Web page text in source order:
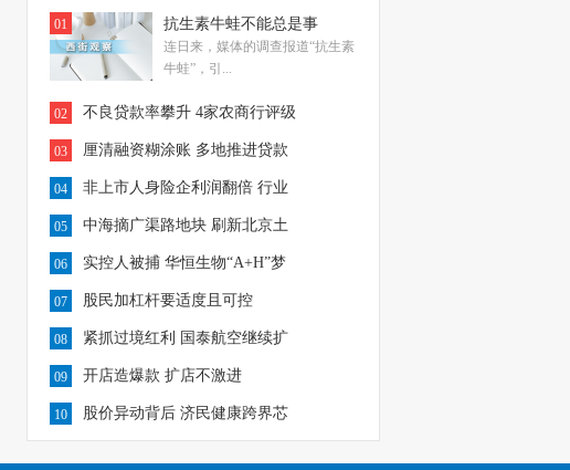
01 抗生素牛蛙不能总是事
连日来，媒体的调查报道“抗生素
牛蛙”，引...
02 不良贷款率攀升 4家农商行评级
03 厘清融资糊涂账 多地推进贷款
04 非上市人身险企利润翻倍 行业
05 中海摘广渠路地块 刷新北京土
06 实控人被捕 华恒生物“A+H”梦
07 股民加杠杆要适度且可控
08 紧抓过境红利 国泰航空继续扩
09 开店造爆款 扩店不激进
10 股价异动背后 济民健康跨界芯